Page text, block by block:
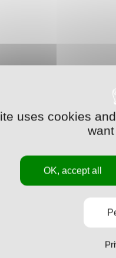
uses cookies
OK, accept all